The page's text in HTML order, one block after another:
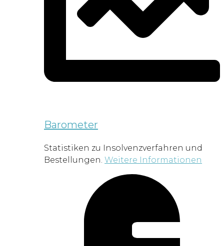
Barometer
Statistiken zu Insolvenzverfahren und
Bestellungen. Weitere Informationen